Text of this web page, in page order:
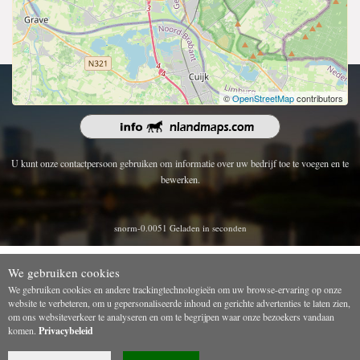
©OpenStreetMapcontributors
Copyright 2026 | Alle rechten voorbehouden.
U kunt onze contactpersoon gebruiken om informatie over uw bedrijf toe te voegen en te
bewerken.
snorm-0.0051 Geladen in seconden
We gebruiken cookies
We gebruiken cookies en andere trackingtechnologieën om uw browse-ervaring op onze
website te verbeteren, om u gepersonaliseerde inhoud en gerichte advertenties te laten zien,
om ons websiteverkeer te analyseren en om te begrijpen waar onze bezoekers vandaan
komen. Privacybeleid